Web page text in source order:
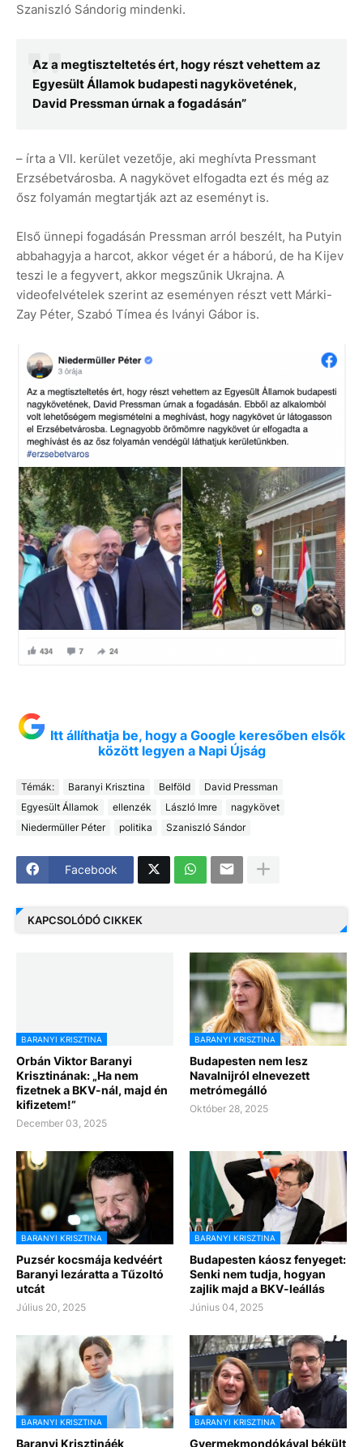
Szaniszló Sándorig mindenki.
Az a megtiszteltetés ért, hogy részt vehettem az
Egyesült Államok budapesti nagykövetének,
David Pressman úrnak a fogadásán”
– írta a VII. kerület vezetője, aki meghívta Pressmant
Erzsébetvárosba. A nagykövet elfogadta ezt és még az
ősz folyamán megtartják azt az eseményt is.
Első ünnepi fogadásán Pressman arról beszélt, ha Putyin
abbahagyja a harcot, akkor véget ér a háború, de ha Kijev
teszi le a fegyvert, akkor megszűnik Ukrajna. A
videofelvételek szerint az eseményen részt vett Márki-
Zay Péter, Szabó Tímea és Iványi Gábor is.
Itt állíthatja be, hogy a Google keresőben elsők
között legyen a Napi Újság
Témák: Baranyi Krisztina Belföld
David Pressman
Egyesült Államok
ellenzék László Imre
nagykövet
Niedermüller Péter
politika Szaniszló Sándor
Facebook
KAPCSOLÓDÓ CIKKEK
BARANYI KRISZTINA
Orbán Viktor Baranyi
Krisztinának: „Ha nem
fizetnek a BKV-nál, majd én
kifizetem!”
December 03, 2025
BARANYI KRISZTINA
Budapesten nem lesz
Navalnijról elnevezett
metrómegálló
Október 28, 2025
BARANYI KRISZTINA
Puzsér kocsmája kedvéért
Baranyi lezáratta a Tűzoltó
utcát
Július 20, 2025
BARANYI KRISZTINA
Budapesten káosz fenyeget:
Senki nem tudja, hogyan
zajlik majd a BKV-leállás
Június 04, 2025
BARANYI KRISZTINA
Baranyi Krisztináék
BARANYI KRISZTINA
Gyermekmondókával békült